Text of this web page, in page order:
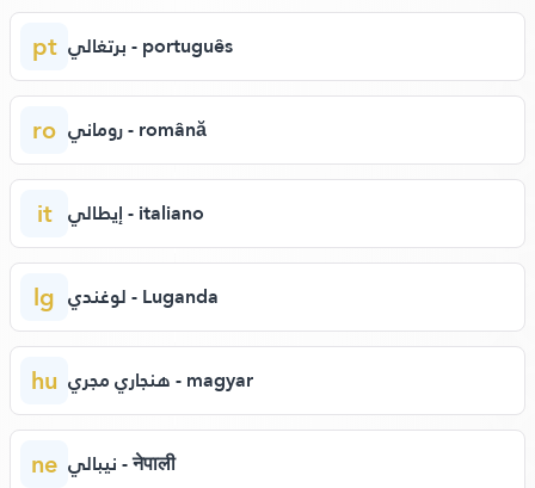
pt برتغالي - português
ro روماني - română
it إيطالي - italiano
lg لوغندي - Luganda
hu هنجاري مجري - magyar
ne نيبالي - नेपाली